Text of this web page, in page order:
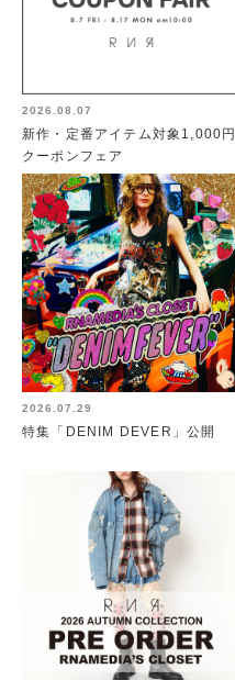
2026.08.07
新作・定番アイテム対象1,000円
クーポンフェア
2026.07.29
特集「DENIM DEVER」公開